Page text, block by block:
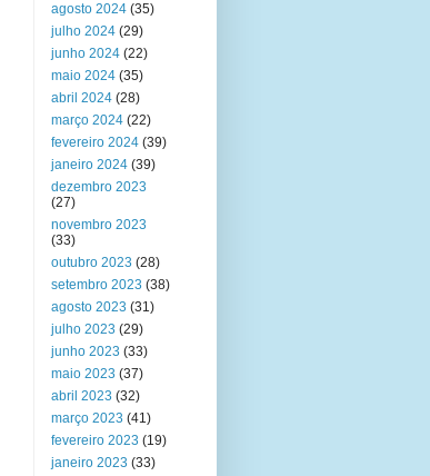
agosto 2024 (35)
julho 2024 (29)
junho 2024 (22)
maio 2024 (35)
abril 2024 (28)
março 2024 (22)
fevereiro 2024 (39)
janeiro 2024 (39)
dezembro 2023
(27)
novembro 2023
(33)
outubro 2023 (28)
setembro 2023 (38)
agosto 2023 (31)
julho 2023 (29)
junho 2023 (33)
maio 2023 (37)
abril 2023 (32)
março 2023 (41)
fevereiro 2023 (19)
janeiro 2023 (33)